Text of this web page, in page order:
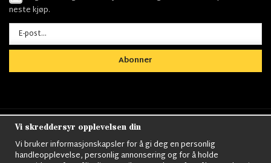
neste kjøp.
Abonner
Nordens största utbud av
kläder,Militärtöverskott, Militärutrustning, Ordningsvakt
utrustning,väktarkläder,Militärbyxor,Militärjackor,M65
Vi skreddersyr opplevelsen din
Vi bruker informasjonskapsler for å gi deg en personlig
handleopplevelse, personlig annonsering og for å holde